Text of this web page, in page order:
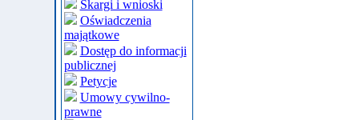
Skargi i wnioski
Oświadczenia
majątkowe
Dostęp do informacji
publicznej
Petycje
Umowy cywilno-
prawne